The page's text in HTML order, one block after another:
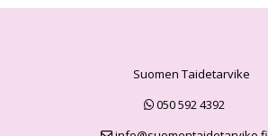
Suomen Taidetarvike
050 592 4392